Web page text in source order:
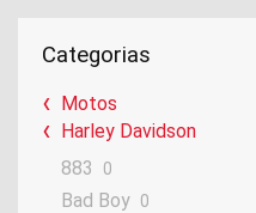
Categorias
Motos
Harley Davidson
883
0
Bad Boy 0